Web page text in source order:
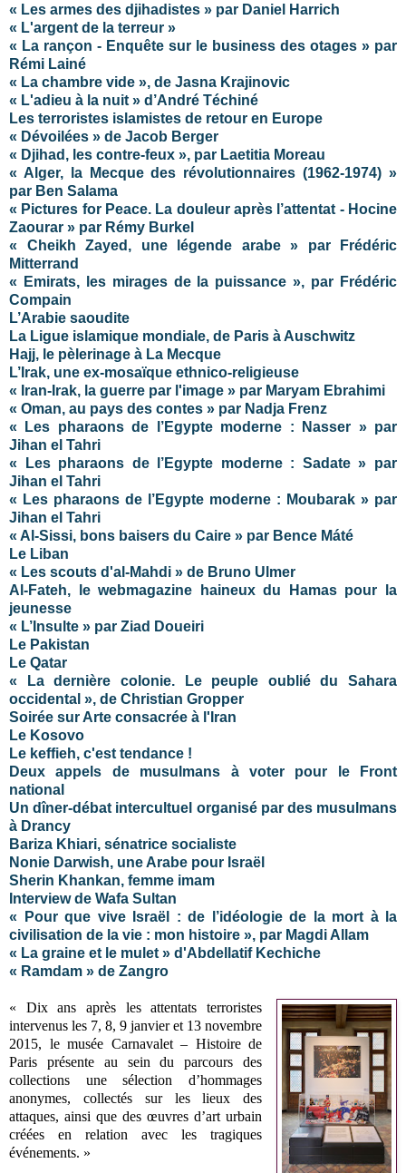
« Les armes des djihadistes » par Daniel Harrich
« L'argent de la terreur »
« La rançon - Enquête sur le business des otages » par
Rémi Lainé
« La chambre vide », de Jasna Krajinovic
« L'adieu à la nuit » d’André Téchiné
Les terroristes islamistes de retour en Europe
« Dévoilées » de Jacob Berger
« Djihad, les contre-feux », par Laetitia Moreau
« Alger, la Mecque des révolutionnaires (1962-1974) »
par Ben Salama
« Pictures for Peace. La douleur après l’attentat - Hocine
Zaourar » par Rémy Burkel
« Cheikh Zayed, une légende arabe » par Frédéric
Mitterrand
« Emirats, les mirages de la puissance », par Frédéric
Compain
L’Arabie saoudite
La Ligue islamique mondiale, de Paris à Auschwitz
Hajj, le pèlerinage à La Mecque
L’Irak, une ex-mosaïque ethnico-religieuse
« Iran-Irak, la guerre par l'image » par Maryam Ebrahimi
« Oman, au pays des contes » par Nadja Frenz
« Les pharaons de l’Egypte moderne : Nasser » par
Jihan el Tahri
« Les pharaons de l’Egypte moderne : Sadate » par
Jihan el Tahri
« Les pharaons de l’Egypte moderne : Moubarak » par
Jihan el Tahri
« Al-Sissi, bons baisers du Caire » par Bence Máté
Le Liban
« Les scouts d'al-Mahdi » de Bruno Ulmer
Al-Fateh, le webmagazine haineux du Hamas pour la
jeunesse
« L’Insulte » par Ziad Doueiri
Le Pakistan
Le Qatar
« La dernière colonie. Le peuple oublié du Sahara
occidental », de Christian Gropper
Soirée sur Arte consacrée à l'Iran
Le Kosovo
Le keffieh, c'est tendance !
Deux appels de musulmans à voter pour le Front
national
Un dîner-débat intercultuel organisé par des musulmans
à Drancy
Bariza Khiari, sénatrice socialiste
Nonie Darwish, une Arabe pour Israël
Sherin Khankan, femme imam
Interview de Wafa Sultan
« Pour que vive Israël : de l’idéologie de la mort à la
civilisation de la vie : mon histoire », par Magdi Allam
« La graine et le mulet » d'Abdellatif Kechiche
« Ramdam » de Zangro
« Dix ans après les attentats terroristes
intervenus les 7, 8, 9 janvier et 13 novembre
2015, le musée Carnavalet – Histoire de
Paris présente au sein du parcours des
collections une sélection d’hommages
anonymes, collectés sur les lieux des
attaques, ainsi que des œuvres d’art urbain
créées en relation avec les tragiques
événements. »